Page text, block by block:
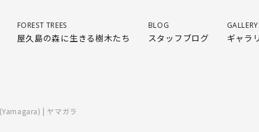
FOREST TREES
屋久島の森に生きる樹木たち
BLOG
スタッフブログ
GALLERY
ギャラ
| ヤマガラ